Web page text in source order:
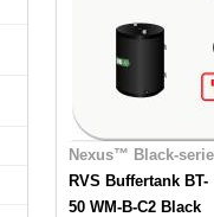
Nexus™ Black-
RVS Buffertank BT-
50 WM-B-C2 Black